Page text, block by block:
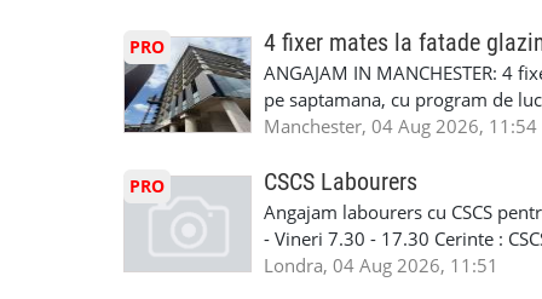
standard ✔ Confidențialitate
790 689 Email:
www.fcos.co.uk 👉
Tariful se discuta direct, in
discutie este simpla: cine esti,
Prioritate au oamenii din
carora li se termina proiectul
oferta pe care sa o folositi la
WhatsApp: +44 7467 838 881
numele, experienta si data la
https://forms.gle/
T&D GLAZING AND
PRO 4 fixer mates la fatade
ANGAJAM IN MANCHESTER:
pe saptamana, cu program de
in perioada urmatoare. Cerinte:
Tariful se discuta direct, in
discutie este simpla: cine esti,
Prioritate au oamenii din
carora li se termina proiectul
Manchester, 04 Aug 2026, 11:54
PRO CSCS Labourers
Angajam labourers cu CSCS
- Vineri 7.30 - 17.30 Cerinte :
Londra, 04 Aug 2026, 11:51